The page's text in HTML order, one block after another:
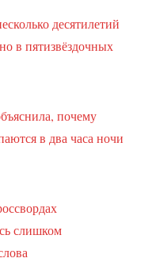
десятилетий
в пятизвёздочных
почему
в два часа ночи
слишком